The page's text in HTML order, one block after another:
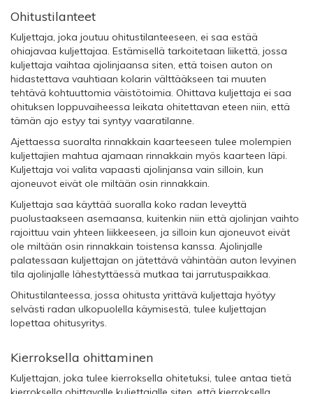
Ohitustilanteet
Kuljettaja, joka joutuu ohitustilanteeseen, ei saa estää
ohiajavaa kuljettajaa. Estämisellä tarkoitetaan liikettä, jossa
kuljettaja vaihtaa ajolinjaansa siten, että toisen auton on
hidastettava vauhtiaan kolarin välttääkseen tai muuten
tehtävä kohtuuttomia väistötoimia. Ohittava kuljettaja ei saa
ohituksen loppuvaiheessa leikata ohitettavan eteen niin, että
tämän ajo estyy tai syntyy vaaratilanne.
Ajettaessa suoralta rinnakkain kaarteeseen tulee molempien
kuljettajien mahtua ajamaan rinnakkain myös kaarteen läpi.
Kuljettaja voi valita vapaasti ajolinjansa vain silloin, kun
ajoneuvot eivät ole miltään osin rinnakkain.
Kuljettaja saa käyttää suoralla koko radan leveyttä
puolustaakseen asemaansa, kuitenkin niin että ajolinjan vaihto
rajoittuu vain yhteen liikkeeseen, ja silloin kun ajoneuvot eivät
ole miltään osin rinnakkain toistensa kanssa. Ajolinjalle
palatessaan kuljettajan on jätettävä vähintään auton levyinen
tila ajolinjalle lähestyttäessä mutkaa tai jarrutuspaikkaa.
Ohitustilanteessa, jossa ohitusta yrittävä kuljettaja hyötyy
selvästi radan ulkopuolella käymisestä, tulee kuljettajan
lopettaa ohitusyritys.
Kierroksella ohittaminen
Kuljettajan, joka tulee kierroksella ohitetuksi, tulee antaa tietä